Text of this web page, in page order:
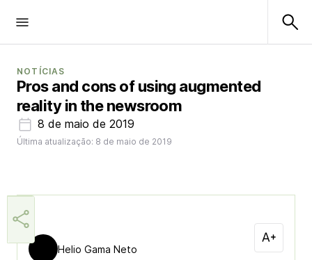
NOTÍCIAS
Pros and cons of using augmented
reality in the newsroom
8 de maio de 2019
Última atualização: 8 de maio de 2019
Helio Gama Neto